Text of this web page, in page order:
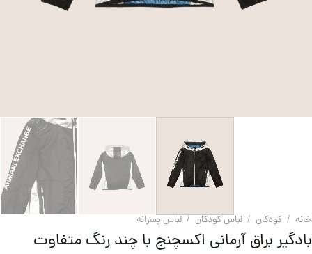
خانه / کودکان / لباس کودکان / لباس پسرانه
بادگیر براق آرمانی اکسچنج با چند رنگ متفاوت